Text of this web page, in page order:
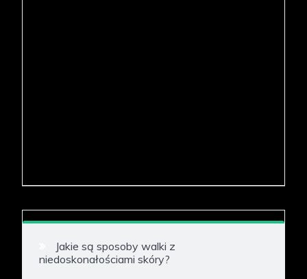
Jakie są sposoby walki z
niedoskonałościami skóry?